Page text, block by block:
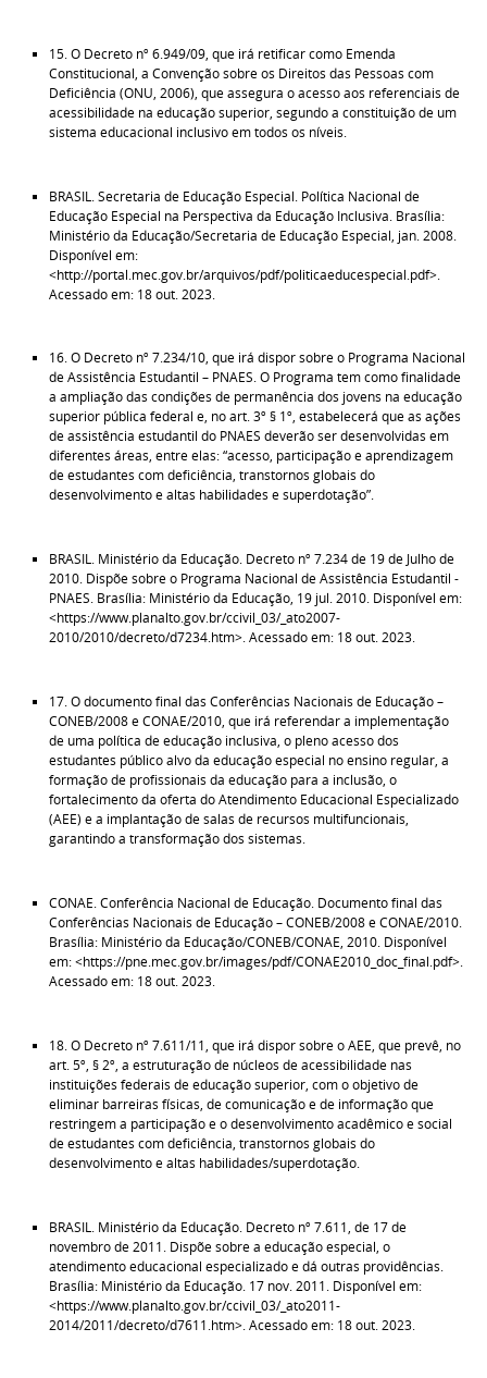
15. O Decreto nº 6.949/09, que irá retificar como Emenda
Constitucional, a Convenção sobre os Direitos das Pessoas com
Deficiência (ONU, 2006), que assegura o acesso aos referenciais de
acessibilidade na educação superior, segundo a constituição de um
sistema educacional inclusivo em todos os níveis.
BRASIL. Secretaria de Educação Especial. Política Nacional de
Educação Especial na Perspectiva da Educação Inclusiva. Brasília:
Ministério da Educação/Secretaria de Educação Especial, jan. 2008.
Disponível em:
<http://portal.mec.gov.br/arquivos/pdf/politicaeducespecial.pdf>.
Acessado em: 18 out. 2023.
16. O Decreto nº 7.234/10, que irá dispor sobre o Programa Nacional
de Assistência Estudantil – PNAES. O Programa tem como finalidade
a ampliação das condições de permanência dos jovens na educação
superior pública federal e, no art. 3º § 1º, estabelecerá que as ações
de assistência estudantil do PNAES deverão ser desenvolvidas em
diferentes áreas, entre elas: “acesso, participação e aprendizagem
de estudantes com deficiência, transtornos globais do
desenvolvimento e altas habilidades e superdotação”.
BRASIL. Ministério da Educação. Decreto nº 7.234 de 19 de Julho de
2010. Dispõe sobre o Programa Nacional de Assistência Estudantil -
PNAES. Brasília: Ministério da Educação, 19 jul. 2010. Disponível em:
<https://www.planalto.gov.br/ccivil_03/_ato2007-
2010/2010/decreto/d7234.htm>. Acessado em: 18 out. 2023.
17. O documento final das Conferências Nacionais de Educação –
CONEB/2008 e CONAE/2010, que irá referendar a implementação
de uma política de educação inclusiva, o pleno acesso dos
estudantes público alvo da educação especial no ensino regular, a
formação de profissionais da educação para a inclusão, o
fortalecimento da oferta do Atendimento Educacional Especializado
(AEE) e a implantação de salas de recursos multifuncionais,
garantindo a transformação dos sistemas.
CONAE. Conferência Nacional de Educação. Documento final das
Conferências Nacionais de Educação – CONEB/2008 e CONAE/2010.
Brasília: Ministério da Educação/CONEB/CONAE, 2010. Disponível
em: <https://pne.mec.gov.br/images/pdf/CONAE2010_doc_final.pdf>.
Acessado em: 18 out. 2023.
18. O Decreto nº 7.611/11, que irá dispor sobre o AEE, que prevê, no
art. 5º, § 2º, a estruturação de núcleos de acessibilidade nas
instituições federais de educação superior, com o objetivo de
eliminar barreiras físicas, de comunicação e de informação que
restringem a participação e o desenvolvimento acadêmico e social
de estudantes com deficiência, transtornos globais do
desenvolvimento e altas habilidades/superdotação.
BRASIL. Ministério da Educação. Decreto nº 7.611, de 17 de
novembro de 2011. Dispõe sobre a educação especial, o
atendimento educacional especializado e dá outras providências.
Brasília: Ministério da Educação. 17 nov. 2011. Disponível em:
<https://www.planalto.gov.br/ccivil_03/_ato2011-
2014/2011/decreto/d7611.htm>. Acessado em: 18 out. 2023.